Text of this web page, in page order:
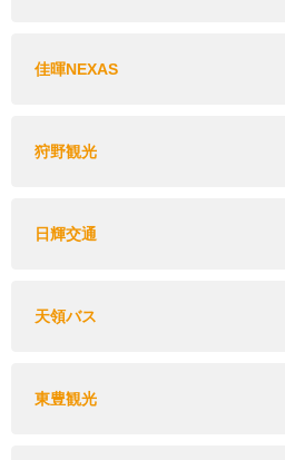
佳暉NEXAS
狩野観光
日輝交通
天領バス
東豊観光